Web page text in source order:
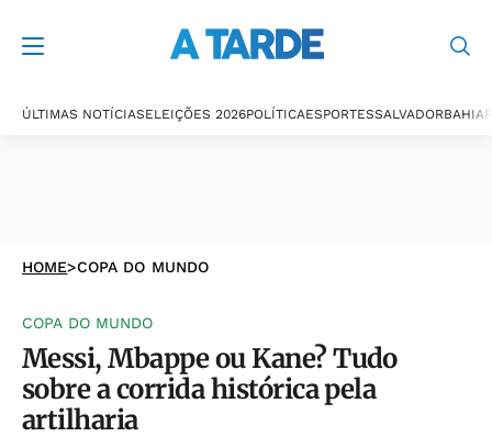
ÚLTIMAS NOTÍCIASELEIÇÕES 2026POLÍTICAESPORTESSALVADORBAHIA
HOME>COPA DO MUNDO
COPA DO MUNDO
Messi, Mbappe ou Kane? Tudo
sobre a corrida histórica pela
artilharia